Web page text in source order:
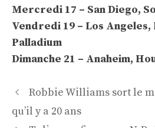
Mercredi 17 – San Diego,
Vendredi 19 – Los
Palladium
Dimanche 21 – Anaheim,
Navigation
des
articles
Robbie Williams sort le
qu’il y a 20 ans